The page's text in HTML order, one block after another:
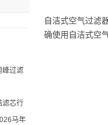
自洁式空气过滤
确使用自洁式空
过滤
滤芯行
马年